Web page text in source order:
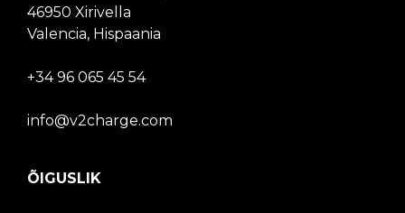
46950 Xirivella
Valencia, Hispaania
+34 96 065 45 54
info@v2charge.com
ÕIGUSLIK